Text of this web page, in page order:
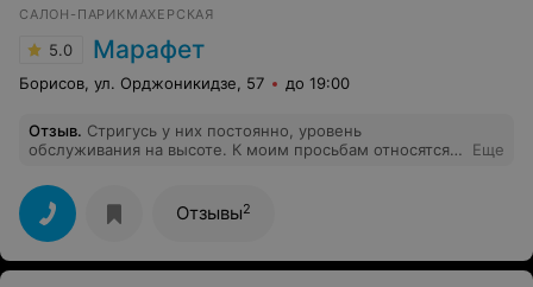
САЛОН-ПАРИКМАХЕРСКАЯ
5.0 Марафет
Борисов, ул. Орджоникидзе, 57 до 19:00
Отзыв. Стригусь у них постоянно, уровень
обслуживания на высоте. К моим просьбам относятся с
что бы туда ходить постоянно!
Еще
Отзывы2